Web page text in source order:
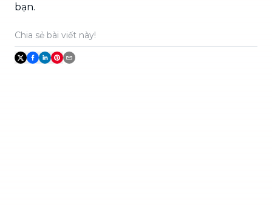
bạn.
Chia sẻ bài viết này!